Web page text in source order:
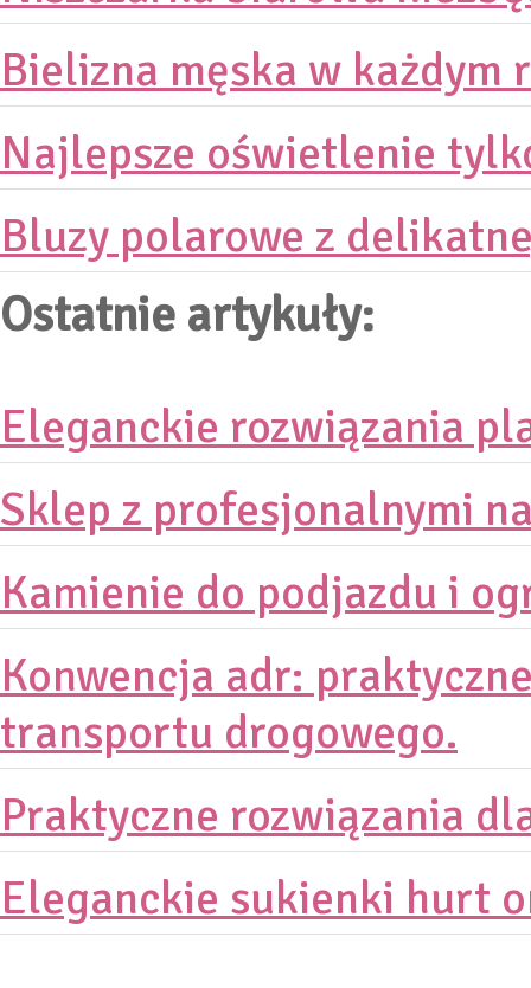
Bielizna męska w każdym
Najlepsze oświetlenie
Bluzy polarowe z
Ostatnie artykuły:
Eleganckie rozwiązania
Sklep z profesjonalnymi
Kamienie do podjazdu i
Konwencja adr:
transportu drogowego.
Praktyczne rozwiązania
Eleganckie sukienki hurt